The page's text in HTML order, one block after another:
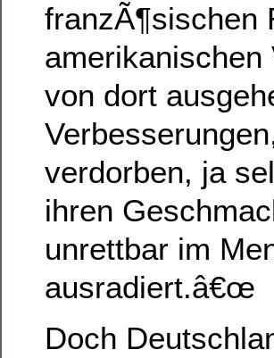
franzÃ¶sischen
amerikanischen
von dort
verdorben, ja
ihren
unrettbar im
ausradiert.â€œ
Doch